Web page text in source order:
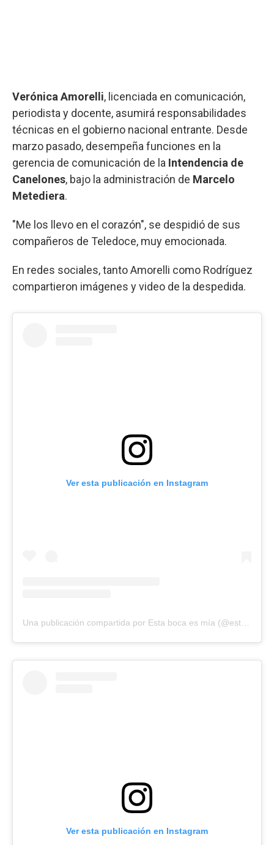
Verónica Amorelli, licenciada en comunicación,
periodista y docente, asumirá responsabilidades
técnicas en el gobierno nacional entrante. Desde
marzo pasado, desempeña funciones en la
gerencia de comunicación de la Intendencia de
Canelones, bajo la administración de Marcelo
Metediera.
"Me los llevo en el corazón", se despidió de sus
compañeros de Teledoce, muy emocionada.
En redes sociales, tanto Amorelli como Rodríguez
compartieron imágenes y video de la despedida.
Ver esta publicación en Instagram
Una publicación compartida por Esta boca es mía (@estabocaesmia.12)
Ver esta publicación en Instagram